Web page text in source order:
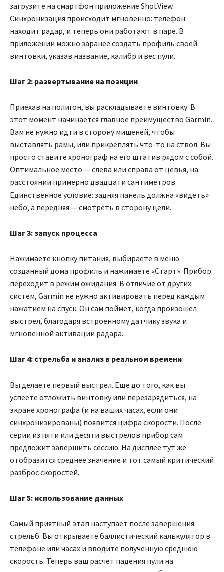
загрузите на смартфон приложение ShotView.
Синхронизация происходит мгновенно: телефон
находит радар, и теперь они работают в паре. В
приложении можно заранее создать профиль своей
винтовки, указав название, калибр и вес пули.
Шаг 2: развертывание на позиции
Приехав на полигон, вы раскладываете винтовку. В
этот момент начинается главное преимущество Garmin.
Вам не нужно идти в сторону мишеней, чтобы
выставлять рамы, или прикреплять что-то на ствол. Вы
просто ставите хронограф на его штатив рядом с собой.
Оптимальное место — слева или справа от цевья, на
расстоянии примерно двадцати сантиметров.
Единственное условие: задняя панель должна «видеть»
небо, а передняя — смотреть в сторону цели.
Шаг 3: запуск процесса
Нажимаете кнопку питания, выбираете в меню
созданный дома профиль и нажимаете «Старт». Прибор
переходит в режим ожидания. В отличие от других
систем, Garmin не нужно активировать перед каждым
нажатием на спуск. Он сам поймет, когда произошел
выстрел, благодаря встроенному датчику звука и
мгновенной активации радара.
Шаг 4: стрельба и анализ в реальном времени
Вы делаете первый выстрел. Еще до того, как вы
успеете отложить винтовку или перезарядиться, на
экране хронографа (и на ваших часах, если они
синхронизированы) появится цифра скорости. После
серии из пяти или десяти выстрелов прибор сам
предложит завершить сессию. На дисплее тут же
отобразится среднее значение и тот самый критический
разброс скоростей.
Шаг 5: использование данных
Самый приятный этап наступает после завершения
стрельб. Вы открываете баллистический калькулятор в
телефоне или часах и вводите полученную среднюю
скорость. Теперь ваш расчет падения пули на